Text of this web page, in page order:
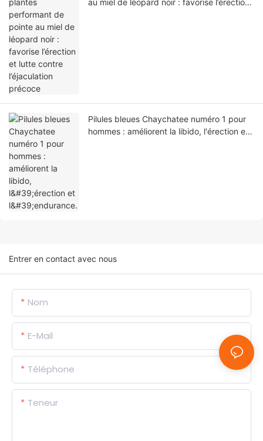
au miel de léopard noir : favorise l’érection
Pilules bleues Chaychatee numéro 1 pour
hommes : améliorent la libido, l'érection et
Entrer en contact avec nous
Nom
E-Mail
Téléphone
Teneur